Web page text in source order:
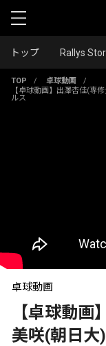
トップ Rallys
TOP / 卓球動画
/
【卓球動画】出澤杏佳(専
ルス
卓球動画
【卓球動
美咲(朝日大